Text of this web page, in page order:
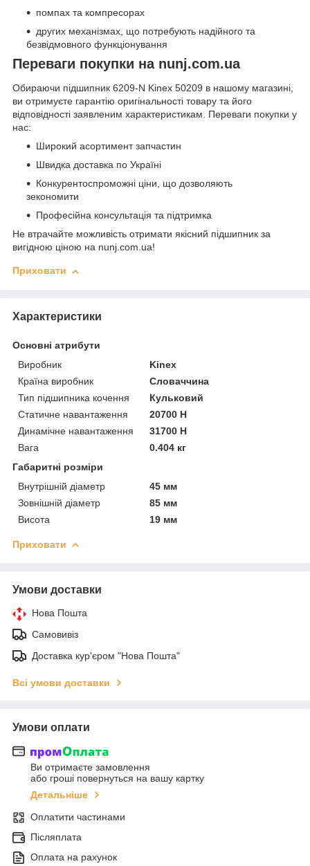
помпах та компресорах
других механізмах, що потребують надійного та
безвідмовного функціонування
Переваги покупки на nunj.com.ua
Обираючи підшипник 6209-N Kinex 50209 в нашому магазині,
ви отримуєте гарантію оригінальності товару та його
відповідності заявленим характеристикам. Переваги покупки у
нас:
Широкий асортимент запчастин
Швидка доставка по Україні
Конкурентоспроможні ціни, що дозволяють
зекономити
Професійна консультація та підтримка
Не втрачайте можливість отримати якісний підшипник за
вигідною ціною на nunj.com.ua!
Приховати
Характеристики
Основні атрибути
Виробник
Kinex
Країна виробник
Словаччина
Тип підшипника кочення
Кульковий
Статичне навантаження
20700 Н
Динамічне навантаження
31700 Н
Вага
0.404 кг
Габаритні розміри
Внутрішній діаметр
45 мм
Зовнішній діаметр
85 мм
Висота
19 мм
Приховати
Умови доставки
Нова Пошта
Самовивіз
Доставка кур'єром "Нова Пошта"
Всі умови доставки
Умови оплати
Ви отримаєте замовлення
або гроші повернуться на вашу картку
Детальніше
Оплатити частинами
Післяплата
Оплата на рахунок